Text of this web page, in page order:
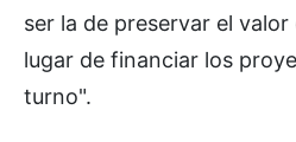
ser la de preservar el
lugar de financiar los
turno".